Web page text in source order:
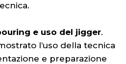
e uso del jigger.
l’uso della tecnica
e preparazione